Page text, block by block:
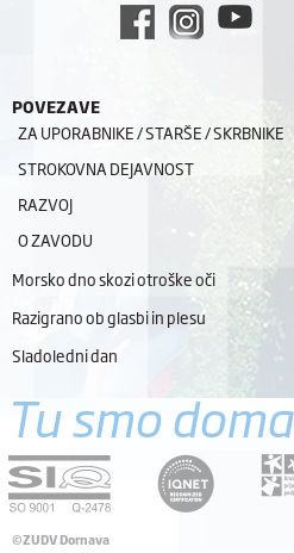
POVEZAVE
ZA UPORABNIKE / STARŠE / SKRBNIKE
STROKOVNA DEJAVNOST
RAZVOJ
O ZAVODU
Morsko dno skozi otroške oči
Razigrano ob glasbi in plesu
Sladoledni dan
Tu smo doma
©ZUDV Dornava